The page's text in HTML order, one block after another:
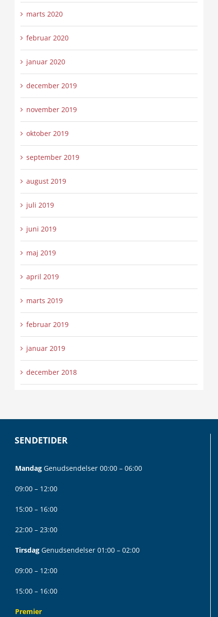
marts 2020
februar 2020
januar 2020
december 2019
november 2019
oktober 2019
september 2019
august 2019
juli 2019
juni 2019
maj 2019
april 2019
marts 2019
februar 2019
januar 2019
december 2018
SENDETIDER
Mandag Genudsendelser 00:00 – 06:00
09:00 – 12:00
15:00 – 16:00
22:00 – 23:00
Tirsdag Genudsendelser 01:00 – 02:00
09:00 – 12:00
15:00 – 16:00
Premier